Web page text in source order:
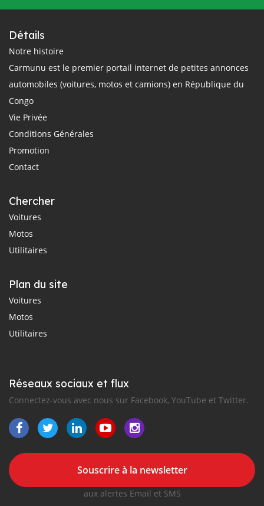
Détails
Notre histoire
Carmunu est le premier portail internet de petites annonces
automobiles (voitures, motos et camions) en République du
Congo
Vie Privée
Conditions Générales
Promotion
Contact
Chercher
Voitures
Motos
Utilitaires
Plan du site
Voitures
Motos
Utilitaires
Réseaux sociaux et flux
Connectez-vous avec nous sur Facebook, YouTube et Twitter.
Souscrire à la newsletter
aux alertes Email et SMS